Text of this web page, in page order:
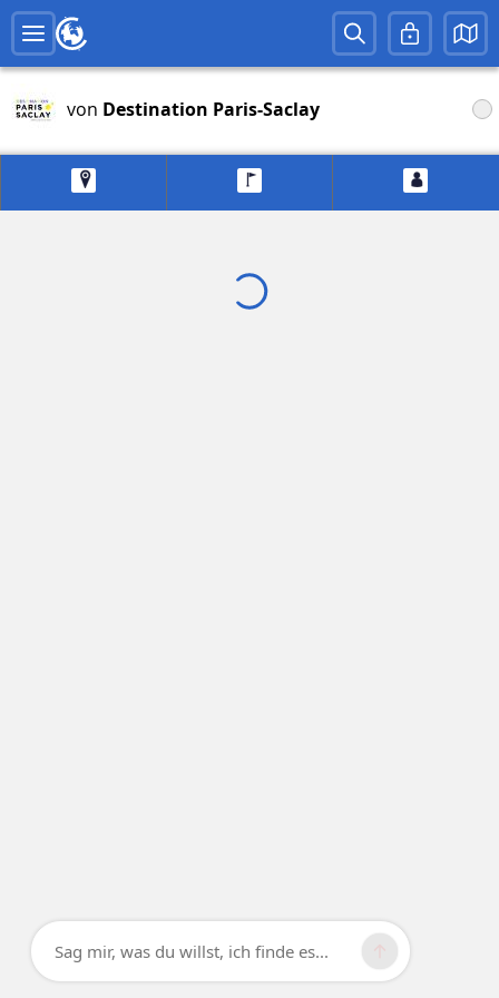
von Destination Paris-Saclay
Sag mir, was du willst, ich finde es...